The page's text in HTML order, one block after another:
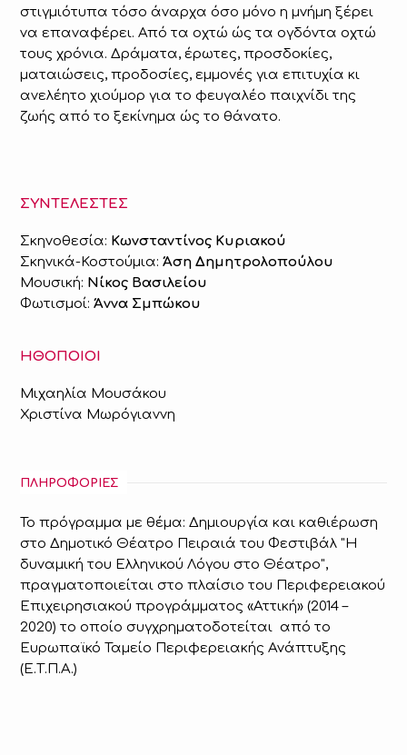
στιγμιότυπα τόσο άναρχα όσο μόνο η μνήμη ξέρει
να επαναφέρει. Από τα οχτώ ώς τα ογδόντα οχτώ
τους χρόνια. Δράματα, έρωτες, προσδοκίες,
ματαιώσεις, προδοσίες, εμμονές για επιτυχία κι
ανελέητο χιούμορ για το φευγαλέο παιχνίδι της
ζωής από το ξεκίνημα ώς το θάνατο.
ΣΥΝΤΕΛΕΣΤΕΣ
Σκηνοθεσία: Κωνσταντίνος Κυριακού
Σκηνικά-Κοστούμια:Άση Δημητρολοπούλου
Μουσική: Νίκος Βασιλείου
Φωτισμοί:Άννα Σμπώκου
ΗΘΟΠΟΙΟΙ
Μιχαηλία Μουσάκου
Χριστίνα Μωρόγιαννη
ΠΛΗΡΟΦΟΡΙΕΣ
Το πρόγραμμα με θέμα: Δημιουργία και καθιέρωση
στο Δημοτικό Θέατρο Πειραιά του Φεστιβάλ "Η
δυναμική του Ελληνικού Λόγου στο Θέατρο",
πραγματοποιείται στο πλαίσιο του Περιφερειακού
Επιχειρησιακού προγράμματος «Αττική» (2014 –
2020) το οποίο συγχρηματοδοτείται από το
Ευρωπαϊκό Ταμείο Περιφερειακής Ανάπτυξης
(Ε.Τ.Π.Α.)